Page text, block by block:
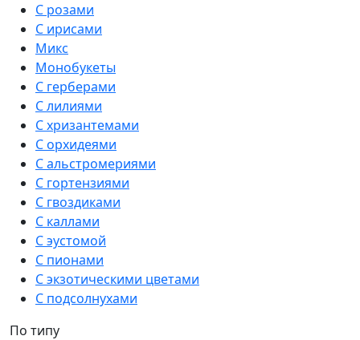
С розами
С ирисами
Микс
Монобукеты
С герберами
С лилиями
С хризантемами
С орхидеями
С альстромериями
С гортензиями
С гвоздиками
С каллами
С эустомой
С пионами
С экзотическими цветами
С подсолнухами
По типу